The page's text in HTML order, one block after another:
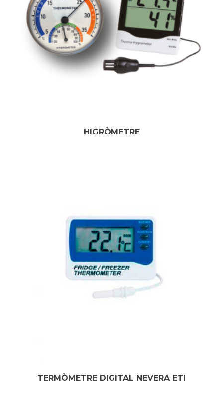
HIGRÒMETRE
TERMÒMETRE DIGITAL NEVERA ETI